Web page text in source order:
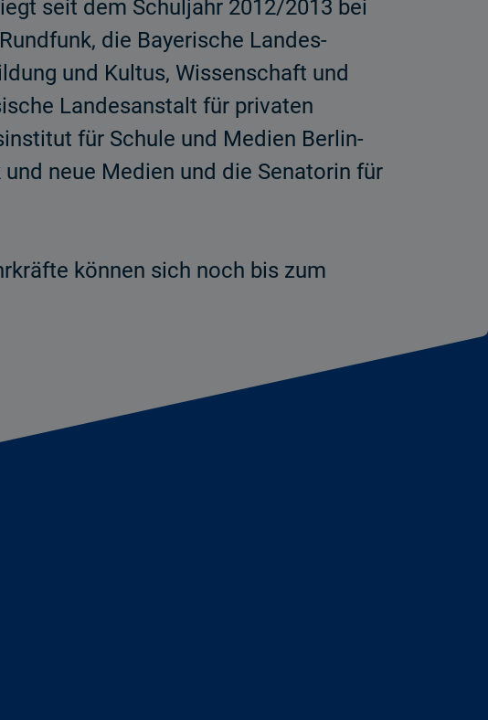
seit dem Schuljahr 2012/2013 bei
die Bayerische Landes­
und Kultus, Wissenschaft und
Landesanstalt für privaten
für Schule und Medien Berlin-
neue Medien und die Senatorin für
können sich noch bis zum